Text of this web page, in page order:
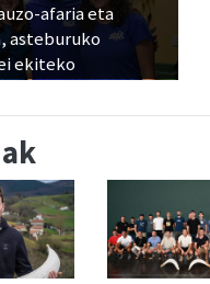
afaria eta
asteburuko
ekiteko